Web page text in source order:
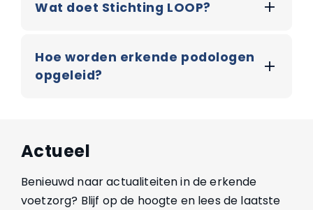
Wat doet Stichting LOOP?
Hoe worden erkende podologen
opgeleid?
Actueel
Benieuwd naar actualiteiten in de erkende
voetzorg? Blijf op de hoogte en lees de laatste